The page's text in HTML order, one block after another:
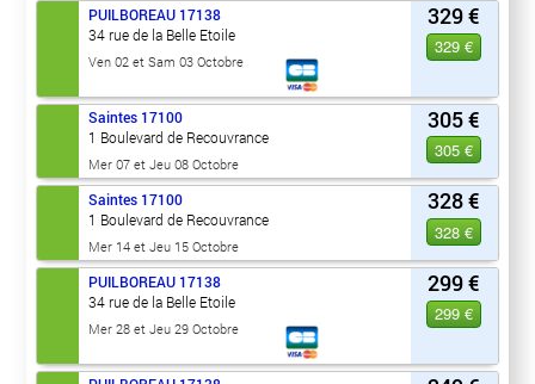
329 €
329 €
PUILBOREAU 17138
34 rue de la Belle Etoile
Ven 02 et Sam 03 Octobre
305 €
305 €
Saintes 17100
1 Boulevard de Recouvrance
Mer 07 et Jeu 08 Octobre
328 €
328 €
Saintes 17100
1 Boulevard de Recouvrance
Mer 14 et Jeu 15 Octobre
299 €
299 €
PUILBOREAU 17138
34 rue de la Belle Etoile
Mer 28 et Jeu 29 Octobre